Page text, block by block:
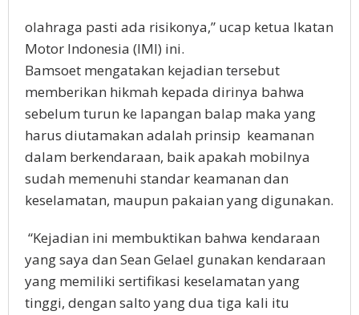
olahraga pasti ada risikonya,” ucap ketua Ikatan
Motor Indonesia (IMI) ini.
Bamsoet mengatakan kejadian tersebut
memberikan hikmah kepada dirinya bahwa
sebelum turun ke lapangan balap maka yang
harus diutamakan adalah prinsip keamanan
dalam berkendaraan, baik apakah mobilnya
sudah memenuhi standar keamanan dan
keselamatan, maupun pakaian yang digunakan.
“Kejadian ini membuktikan bahwa kendaraan
yang saya dan Sean Gelael gunakan kendaraan
yang memiliki sertifikasi keselamatan yang
tinggi, dengan salto yang dua tiga kali itu